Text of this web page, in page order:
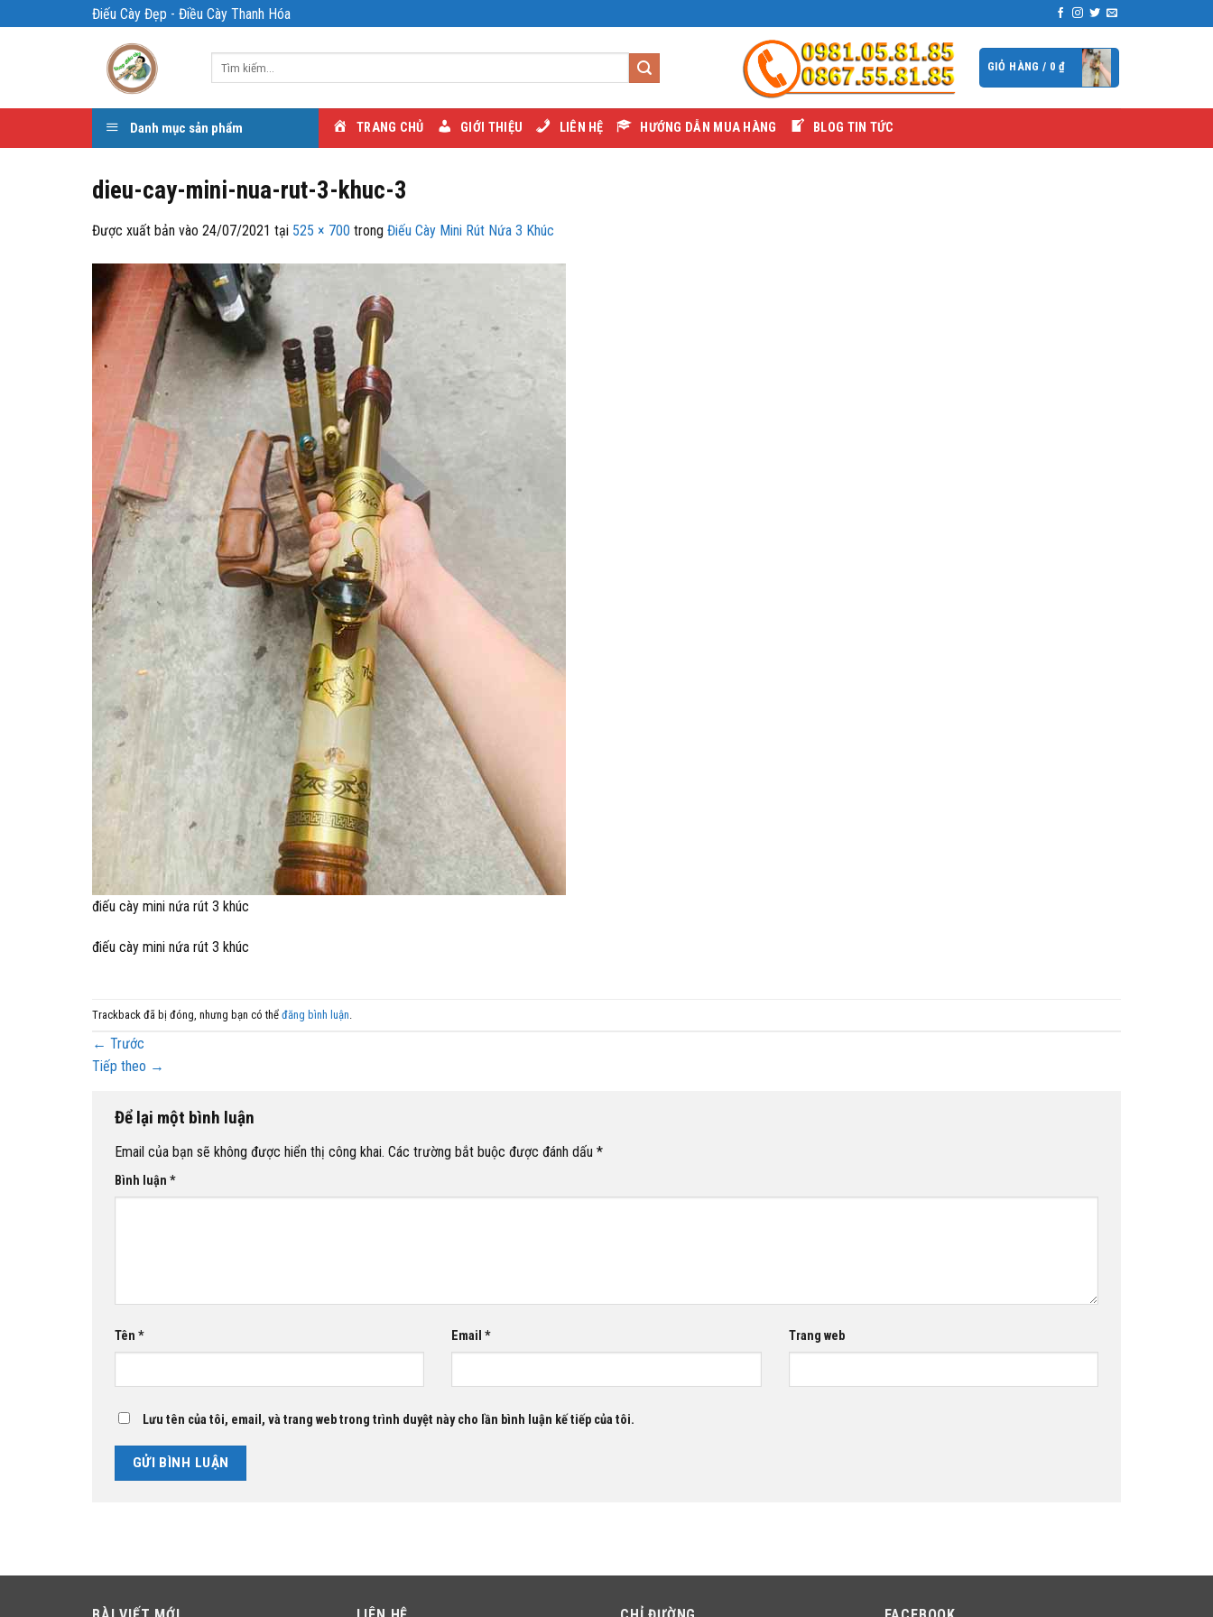
qua
Điếu Cày Đẹp - Điều Cày Thanh Hóa
GIỎ HÀNG / 0 ₫
Danh mục sản phẩm TRANG CHỦ GIỚI THIỆU LIÊN HỆ HƯỚNG DẪN MUA HÀNG BLOG TIN TỨC
dieu-cay-mini-nua-rut-3-khuc-3
Được xuất bản vào 24/07/2021 tại 525 × 700 trong Điếu Cày Mini Rút Nứa 3 Khúc
điếu cày mini nứa rút 3 khúc
điếu cày mini nứa rút 3 khúc
Trackback đã bị đóng, nhưng bạn có thể đăng bình luận
← Trước
Tiếp theo →
Để lại một bình luận
Email của bạn sẽ không được hiển thị công khai. Các trường bắt buộc được đánh dấu *
Bình luận *
Tên * Email* Trang web
Lưu tên của tôi, email, và trang web trong trình duyệt này cho lần bình luận kế tiếp của tôi.